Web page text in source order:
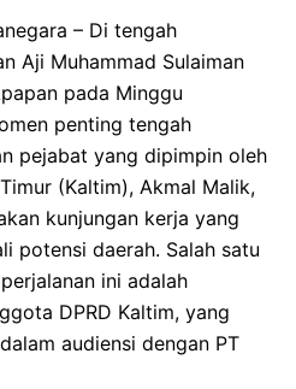
– Di tengah
Aji Muhammad Sulaiman
pada Minggu
penting tengah
pejabat yang dipimpin oleh
(Kaltim), Akmal Malik,
kunjungan kerja yang
potensi daerah. Salah satu
ini adalah
DPRD Kaltim, yang
audiensi dengan PT